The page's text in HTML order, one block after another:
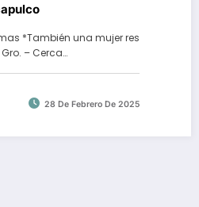
*También una mujer res
– Cerca…
28 De Febrero De 2025